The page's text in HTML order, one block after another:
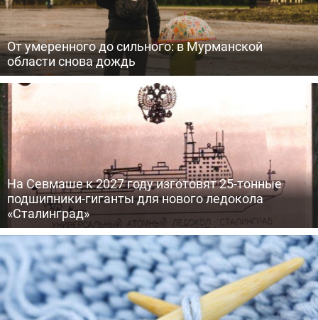
От умеренного до сильного: в Мурманской
области снова дождь
На Севмаше к 2027 году изготовят 25-тонные
подшипники-гиганты для нового ледокола
«Сталинград»